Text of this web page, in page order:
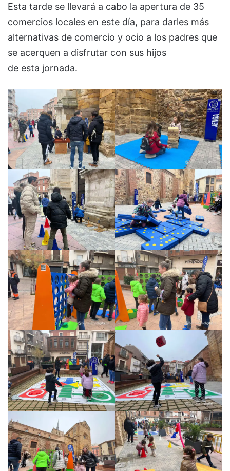
Esta tarde se llevará a cabo la apertura de 35
comercios locales en este día, para darles más
alternativas de comercio y ocio a los padres que
se acerquen a disfrutar con sus hijos
de esta jornada.